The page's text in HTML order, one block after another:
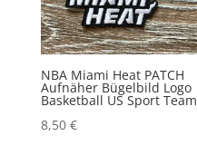
NBA Miami Heat PATCH
Aufnäher Bügelbild Logo
Basketball US Sport Team
8,50 €